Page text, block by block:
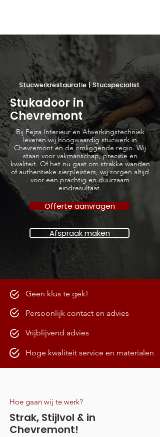
Stucwerkrestauratie | Stucspecialist
Stukadoor in
Chevremont
Bij Fejza Interieur en Afwerkingstechniek
leveren wij hoogwaardig stucwerk in
Chevremont en de omliggende regio. Wij
staan voor vakmanschap, precisie en
kwaliteit. Of het nu gaat om strakke wanden
of authentieke sierpleisters, wij zorgen altijd
voor een prachtig en duurzaam
eindresultaat.
Offerte aanvragen
Afspraak maken
Hoe gaan wij te werk?
Strak, Stijlvol & in
Chevremont!
Geen klus te gek!
Persoonlijk contact en advies
Vrijblijvend advies
Hoge kwaliteit service en materialen